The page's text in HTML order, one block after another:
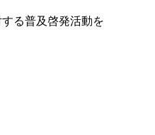
る普及啓発活動を